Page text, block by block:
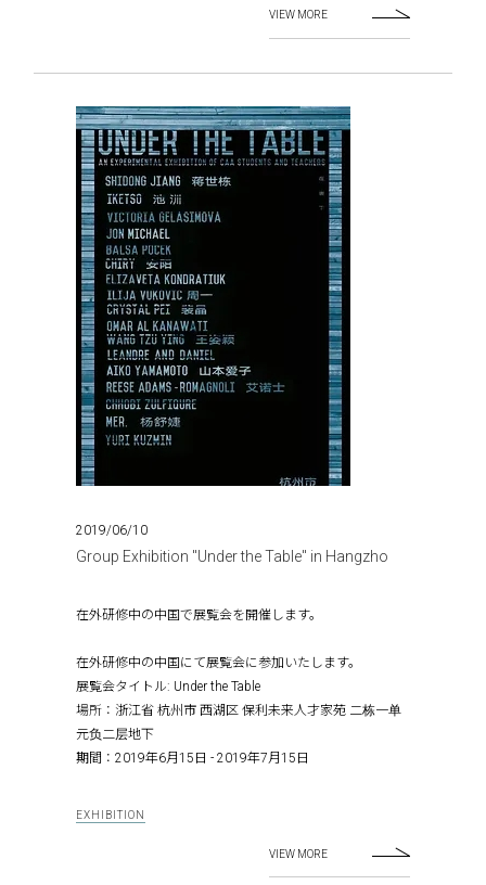
VIEW MORE
2019/06/10
Group Exhibition "Under the Table" in Hangzho
在外研修中の中国で展覧会を開催します。 ​
在外研修中の中国にて展覧会に参加いたします。
展覧会タイトル: Under the Table
場所：浙江省 杭州市 西湖区 保利未来人才家苑 二栋一单
元负二层地下
期間：2019年6月15日 - 2019年7月15日
EXHIBITION
VIEW MORE